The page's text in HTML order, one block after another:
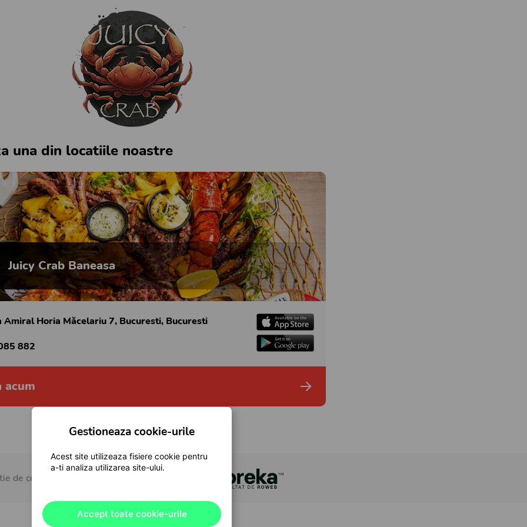
una din locatiile noastre
Juicy Crab Baneasa
Amiral Horia Măcelariu 7, Bucuresti, Bucuresti
882
acum
de comenzi online pentru restaurante
Gestioneaza cookie-urile
Acest site utilizeaza fisiere cookie pentru
a-ti analiza utilizarea site-ului.
Accept toate cookie-urile